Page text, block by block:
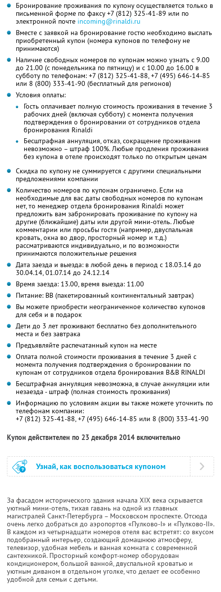
Бронирование проживания по купону осуществляется только в
письменной форме по факсу+7 (812) 325-41-89 или по
электронной почте incoming@rinaldi.ru
Вместе с заявкой на бронирование гостю необходимо выслать
приобретенный купон (номера купонов по телефону не
принимаются)
Наличие свободных номеров по купонам можно узнать с 9.00
до 21.00 (с понедельника по пятницу) и с 10.00 до 16.00 в
субботу по телефонам: +7 (812) 325-41-88,+7 (495) 646-14-85
или 8 (800) 333-41-90 (бесплатный для регионов)
Условия оплаты:
Гость оплачивает полную стоимость проживания в течение 3
рабочих дней (включая субботу) с момента получения
подтверждения о бронировании от сотрудников отдела
бронирования Rinaldi
Бесштрафная аннуляция, отказ, сокращение проживания
невозможно – штраф 100%. Любые продления проживания
без купона в отеле происходят только по открытым ценам
Скидка по купону не суммируется с другими специальными
предложениями компании
Количество номеров по купонам ограничено. Если на
необходимые для вас даты свободных номеров по купонам
нет, то менеджер отдела бронирования Rinaldi может
предложить вам забронировать проживание по купону на
другие (ближайшие) даты или другой мини-отель. Любые
комментарии или просьбы гостя (например, двуспальная
кровать, окна во двор, просторный номер и т.д.)
рассматриваются индивидуально, и по возможности
принимаются положительные решения
Дата заезда и выезда: в любой день в период с 18.03.14 до
30.04.14, 01.07.14 до 24.12.14
Время заезда: 13.00, время выезда: 11.00
Питание: ВВ (пакетированный континентальный завтрак)
Вы можете приобрести неограниченное количество купонов
для себя и в подарок
Дети до 3 лет проживают бесплатно без дополнительного
места и без завтрака
Предъявляйте распечатанный купон на месте
Оплата полной стоимости проживания в течение 3 дней с
момента получения подтверждения о бронировании по
купонам от сотрудников отдела бронирования B&B RINALDI
Бесштрафная аннуляция невозможна, в случае аннуляции или
незаезда - штраф (полная стоимость проживания)
Информацию по условиям акции вы также можете уточнить по
телефонам компании:
+7 (812) 325-41-88, +7 (495) 646-14-85 или 8 (800) 333-41-90
Купон действителен по 23 декабря 2014 включительно
Узнай, как воспользоваться купоном
За фасадом исторического здания начала XIX века скрывается
уютный мини-отель, тихая гавань на одной из главных
магистралей Санкт-Петербурга – Московском проспекте. Отсюда
очень легко добраться до аэропортов «Пулково-I» и «Пулково-II».
В каждом из четырнадцати номеров отеля вас встретят: со вкусом
подобранный интерьер, создающий домашнюю атмосферу,
телевизор, удобная мебель и ванная комната с современной
сантехникой. Просторный комфорт-номер оборудован
кондиционером, большой ванной, двуспальной кроватью и
уютным диваном в отдельном уголке, что делает ее особенно
удобной для семьи с детьми.